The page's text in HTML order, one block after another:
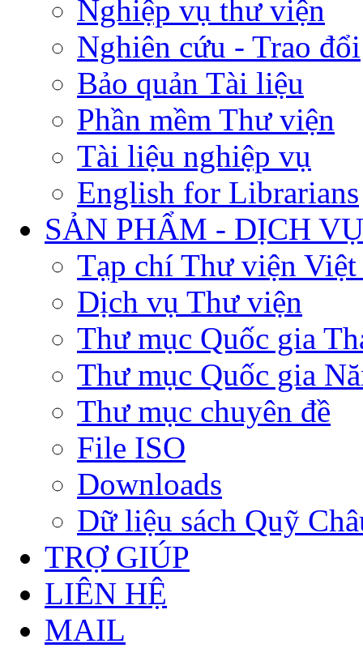
Nghiệp vụ thư viện
Nghiên cứu - Trao đổi
Bảo quản Tài liệu
Phần mềm Thư viện
Tài liệu nghiệp vụ
English for Librarians
SẢN PHẨM - DỊCH VỤ
Tạp chí Thư viện Việt
Dịch vụ Thư viện
Thư mục Quốc gia
Thư mục Quốc gia
Thư mục chuyên đề
File ISO
Downloads
Dữ liệu sách Quỹ
TRỢ GIÚP
LIÊN HỆ
MAIL